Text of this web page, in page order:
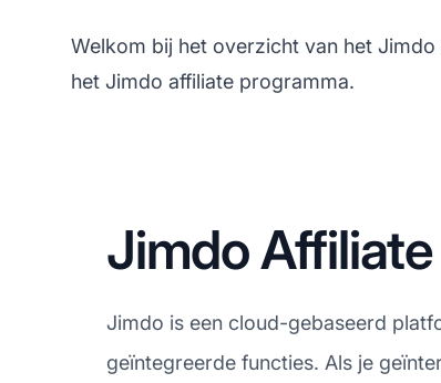
Welkom bij het overzicht van het
het Jimdo affiliate programma.
Jimdo
Jimdo is een cloud-gebaseerd
geïntegreerde functies. Als je